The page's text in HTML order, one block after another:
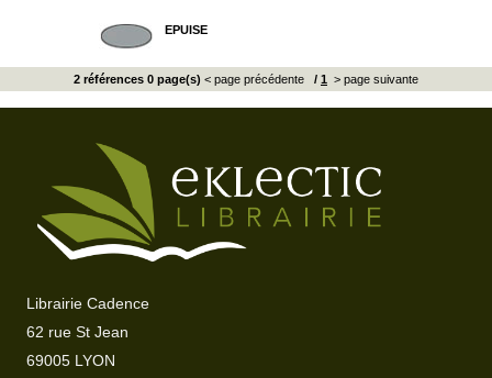
EPUISE
2 références 0 page(s) < page précédente / 1 > page suivante
Librairie Cadence
62 rue St Jean
69005 LYON